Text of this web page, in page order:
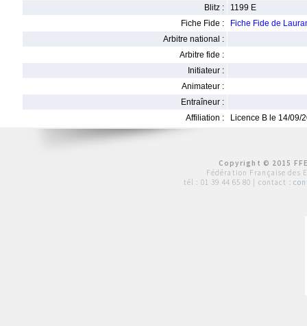
Blitz :
1199 E
Fiche Fide :
Fiche Fide de
Arbitre national :
Arbitre fide :
Initiateur :
Animateur :
Entraîneur :
Affiliation :
Licence B le 14/09/
Copyright © 2015
Fédération Française des
tél : 01 39 44 65 80 | contact :